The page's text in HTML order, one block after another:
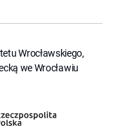
Wrocławskiego,
we Wrocławiu